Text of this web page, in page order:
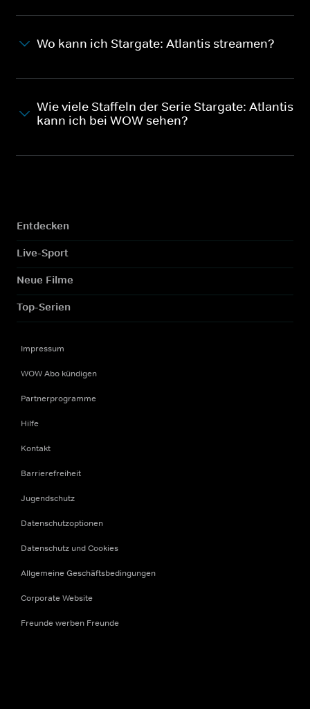
Wo kann ich Stargate: Atlantis streamen?
Wie viele Staffeln der Serie Stargate: Atlantis
kann ich bei WOW sehen?
Entdecken
Live-Sport
Neue Filme
Top-Serien
Impressum
WOW Abo kündigen
Partnerprogramme
Hilfe
Kontakt
Barrierefreiheit
Jugendschutz
Datenschutzoptionen
Datenschutz und Cookies
Allgemeine Geschäftsbedingungen
Corporate Website
Freunde werben Freunde